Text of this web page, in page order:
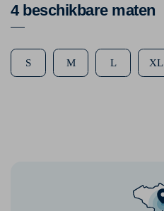
4 beschikbare maten
S M L XL